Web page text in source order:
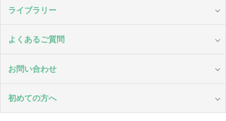
ライブラリー
よくあるご質問
お問い合わせ
初めての方へ